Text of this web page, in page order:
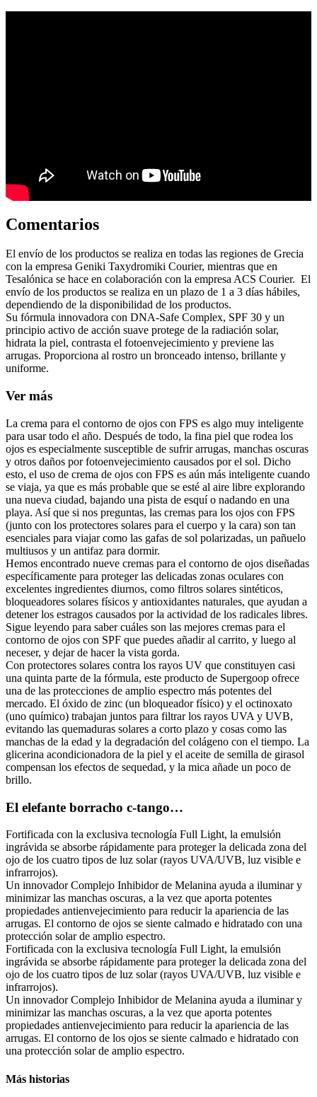
Comentarios
El envío de los productos se realiza en todas las regiones de Grecia
con la empresa Geniki Taxydromiki Courier, mientras que en
Tesalónica se hace en colaboración con la empresa ACS Courier. El
envío de los productos se realiza en un plazo de 1 a 3 días hábiles,
dependiendo de la disponibilidad de los productos.
Su fórmula innovadora con DNA-Safe Complex, SPF 30 y un
principio activo de acción suave protege de la radiación solar,
hidrata la piel, contrasta el fotoenvejecimiento y previene las
arrugas. Proporciona al rostro un bronceado intenso, brillante y
uniforme.
Ver más
La crema para el contorno de ojos con FPS es algo muy inteligente
para usar todo el año. Después de todo, la fina piel que rodea los
ojos es especialmente susceptible de sufrir arrugas, manchas oscuras
y otros daños por fotoenvejecimiento causados por el sol. Dicho
esto, el uso de crema de ojos con FPS es aún más inteligente cuando
se viaja, ya que es más probable que se esté al aire libre explorando
una nueva ciudad, bajando una pista de esquí o nadando en una
playa. Así que si nos preguntas, las cremas para los ojos con FPS
(junto con los protectores solares para el cuerpo y la cara) son tan
esenciales para viajar como las gafas de sol polarizadas, un pañuelo
multiusos y un antifaz para dormir.
Hemos encontrado nueve cremas para el contorno de ojos diseñadas
específicamente para proteger las delicadas zonas oculares con
excelentes ingredientes diurnos, como filtros solares sintéticos,
bloqueadores solares físicos y antioxidantes naturales, que ayudan a
detener los estragos causados por la actividad de los radicales libres.
Sigue leyendo para saber cuáles son las mejores cremas para el
contorno de ojos con SPF que puedes añadir al carrito, y luego al
neceser, y dejar de hacer la vista gorda.
Con protectores solares contra los rayos UV que constituyen casi
una quinta parte de la fórmula, este producto de Supergoop ofrece
una de las protecciones de amplio espectro más potentes del
mercado. El óxido de zinc (un bloqueador físico) y el octinoxato
(uno químico) trabajan juntos para filtrar los rayos UVA y UVB,
evitando las quemaduras solares a corto plazo y cosas como las
manchas de la edad y la degradación del colágeno con el tiempo. La
glicerina acondicionadora de la piel y el aceite de semilla de girasol
compensan los efectos de sequedad, y la mica añade un poco de
brillo.
El elefante borracho c-tango…
Fortificada con la exclusiva tecnología Full Light, la emulsión
ingrávida se absorbe rápidamente para proteger la delicada zona del
ojo de los cuatro tipos de luz solar (rayos UVA/UVB, luz visible e
infrarrojos).
Un innovador Complejo Inhibidor de Melanina ayuda a iluminar y
minimizar las manchas oscuras, a la vez que aporta potentes
propiedades antienvejecimiento para reducir la apariencia de las
arrugas. El contorno de ojos se siente calmado e hidratado con una
protección solar de amplio espectro.
Fortificada con la exclusiva tecnología Full Light, la emulsión
ingrávida se absorbe rápidamente para proteger la delicada zona del
ojo de los cuatro tipos de luz solar (rayos UVA/UVB, luz visible e
infrarrojos).
Un innovador Complejo Inhibidor de Melanina ayuda a iluminar y
minimizar las manchas oscuras, a la vez que aporta potentes
propiedades antienvejecimiento para reducir la apariencia de las
arrugas. El contorno de los ojos se siente calmado e hidratado con
una protección solar de amplio espectro.
Más historias